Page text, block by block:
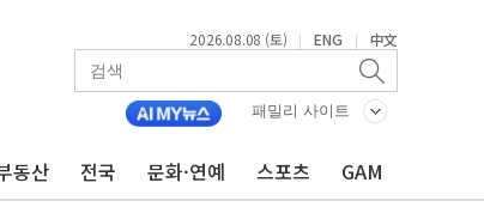
2026.08.08 (토) | ENG | 中文
패밀리 사이트
동산 전국 문화·연예 스포츠 GAM